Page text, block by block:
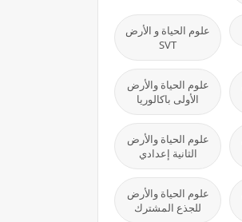
علوم الحياة و الأرض
SVT
علوم الحياة والأرض
الأولى باكالوريا
علوم الحياة والأرض
الثانية إعدادي
علوم الحياة والأرض
للجذع المشترك